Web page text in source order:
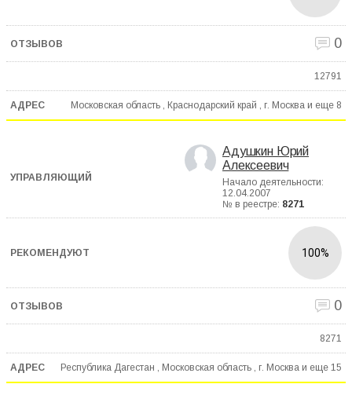
0
12791
Московская область , Краснодарский край , г. Москва и еще 8
Адушкин Юрий
Алексеевич
Начало деятельности:
12.04.2007
№ в реестре: 8271
100%
0
8271
Республика Дагестан , Московская область , г. Москва и еще 15